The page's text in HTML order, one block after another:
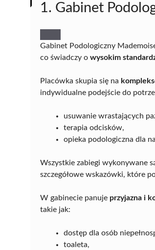
1. Gabinet
Gabinet Podologiczny
co świadczy o wysokim
Placówka skupia się na
indywidualne podejście do
usuwanie wrastających
terapia odcisków,
opieka podologiczna dla
Wszystkie zabiegi wykonywane
szczegółowe wskazówki, które
W gabinecie panuje przyjazna i
takie jak:
dostęp dla osób
toaleta,